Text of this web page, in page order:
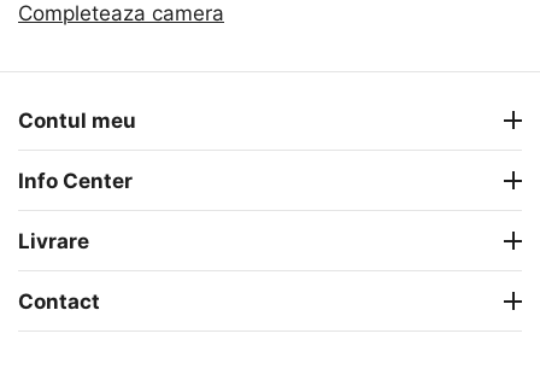
Completeaza camera
Contul meu
Info Center
Livrare
Contact